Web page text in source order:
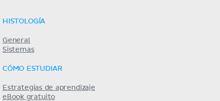
HISTOLOGÍA
General
Sistemas
CÓMO ESTUDIAR
Estrategias de aprendizaje
eBook gratuito